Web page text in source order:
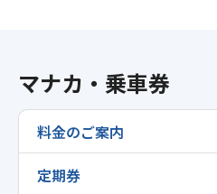
マナカ・乗車券
料金のご案内
定期券